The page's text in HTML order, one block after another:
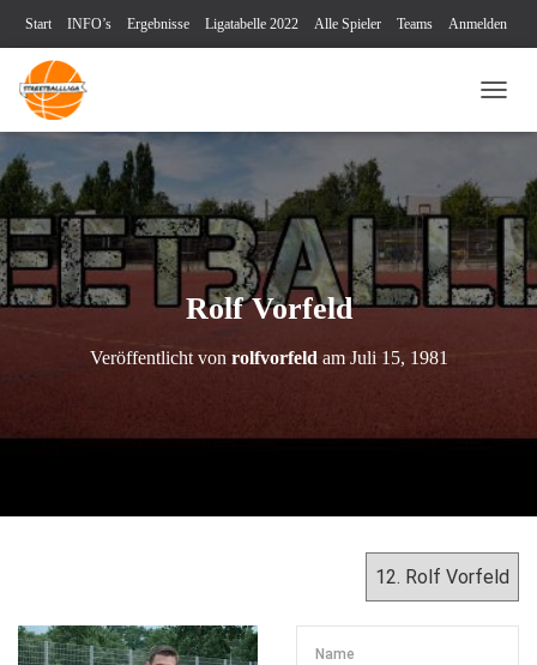
Start INFO’s Ergebnisse Ligatabelle 2022 Alle Spieler Teams Anmelden
Rolf Vorfeld
Veröffentlicht von rolfvorfeld am Juli 15, 1981
Name